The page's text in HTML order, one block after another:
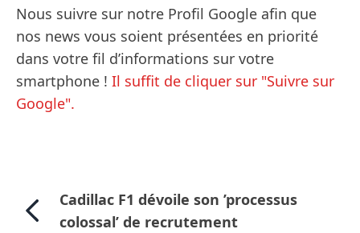
Nous suivre sur notre Profil Google afin que
nos news vous soient présentées en priorité
dans votre fil d’informations sur votre
smartphone ! Il suffit de cliquer sur "Suivre sur
Google".
Cadillac F1 dévoile son ’processus
colossal’ de recrutement